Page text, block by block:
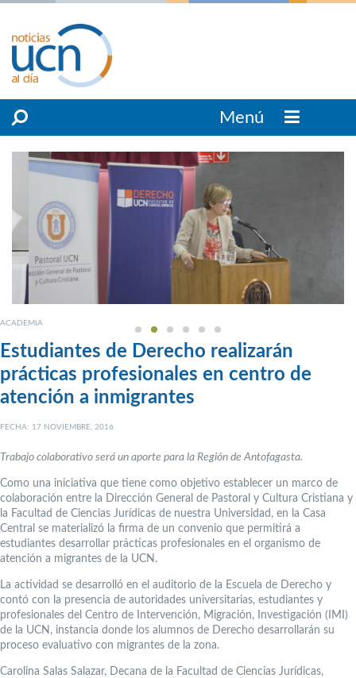
Menú
ACADEMIA
Estudiantes de Derecho realizarán
prácticas profesionales en centro de
atención a inmigrantes
FECHA: 17 NOVIEMBRE, 2016
Trabajo colaborativo será un aporte para la Región de Antofagasta.
Como una iniciativa que tiene como objetivo establecer un marco de
colaboración entre la Dirección General de Pastoral y Cultura Cristiana y
la Facultad de Ciencias Jurídicas de nuestra Universidad, en la Casa
Central se materializó la firma de un convenio que permitirá a
estudiantes desarrollar prácticas profesionales en el organismo de
atención a migrantes de la UCN.
La actividad se desarrolló en el auditorio de la Escuela de Derecho y
contó con la presencia de autoridades universitarias, estudiantes y
profesionales del Centro de Intervención, Migración, Investigación (IMI)
de la UCN, instancia donde los alumnos de Derecho desarrollarán su
proceso evaluativo con migrantes de la zona.
Carolina Salas Salazar, Decana de la Facultad de Ciencias Jurídicas,